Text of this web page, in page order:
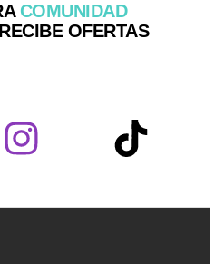
COMUNIDAD
OFERTAS